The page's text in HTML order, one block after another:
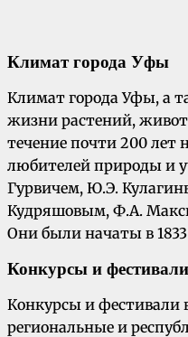
Климат города Уфы
Климат города Уфы, а
жизни растений,
течение почти 200 лет
любителей природы и
Гурвичем, Ю.Э.
Кудряшовым, Ф.А.
Они были начаты в 1833
Конкурсы и
Конкурсы и фестивали
региональные и